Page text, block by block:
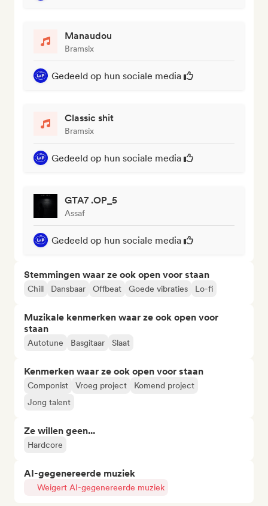
Manaudou
Bramsix
Gedeeld op hun sociale media
Classic shit
Bramsix
Gedeeld op hun sociale media
GTA7 .OP_5
Assaf
Gedeeld op hun sociale media
Stemmingen waar ze ook open voor staan
Chill Dansbaar Offbeat Goede vibraties Lo-fi
Muzikale kenmerken waar ze ook open voor
staan
Autotune Basgitaar Slaat
Kenmerken waar ze ook open voor staan
Componist Vroeg project
Komend project
Jong talent
Ze willen geen...
Hardcore
AI-gegenereerde muziek
Weigert AI-gegenereerde muziek